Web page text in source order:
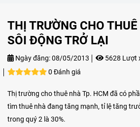
THỊ TRƯỜNG CHO
SÔI ĐỘNG TRỞ LẠI
Ngày đăng:08/05/2013
5628 Lượt
0 Đánh giá
Thị trường cho thuê nhà Tp. HCM đã có
tìm thuê nhà đang tăng mạnh, tỉ lệ tăng
trong quý 2 là 30%.